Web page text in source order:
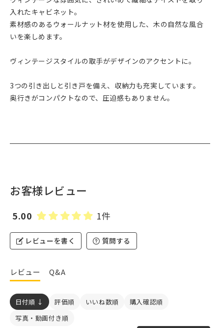
入れたキャビネット。
素材感のあるウォールナット材を使用した、木の自然な風合
いを楽しめます。
ヴィンテージスタイルの取手がデザインのアクセントに。
3つの引き出しと引き戸を備え、収納力も充実しています。
奥行きがコンパクトなので、圧迫感もありません。
お客様レビュー
5.00 1件
レビューを書く 質問する
レビュー Q&A
日付順 ↓ 評価順 いいね数順
購入確認順
写真・動画付き順